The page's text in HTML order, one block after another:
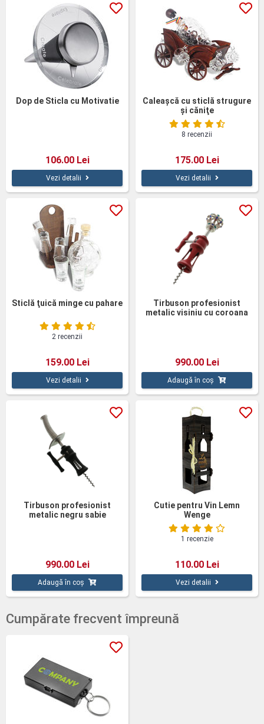
Dop de Sticla cu Motivatie
106.00 Lei
Vezi detalii
Caleaşcă cu sticlă strugure
şi căniţe
8 recenzii
175.00 Lei
Vezi detalii
Sticlă ţuică minge cu pahare
2 recenzii
159.00 Lei
Vezi detalii
Tirbuson profesionist
metalic visiniu cu coroana
990.00 Lei
Adaugă în coș
Tirbuson profesionist
metalic negru sabie
990.00 Lei
Adaugă în coș
Cutie pentru Vin Lemn
Wenge
1 recenzie
110.00 Lei
Vezi detalii
Cumpărate frecvent împreună